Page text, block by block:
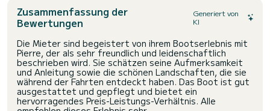
Zusammenfassung der
Bewertungen
Generiert von
KI
Die Mieter sind begeistert von ihrem Bootserlebnis mit
Pierre, der als sehr freundlich und leidenschaftlich
beschrieben wird. Sie schätzen seine Aufmerksamkeit
und Anleitung sowie die schönen Landschaften, die sie
während der Fahrten entdeckt haben. Das Boot ist gut
ausgestattet und gepflegt und bietet ein
hervorragendes Preis-Leistungs-Verhältnis. Alle